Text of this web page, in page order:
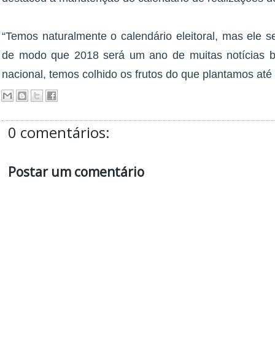
“Temos naturalmente o calendário eleitoral, mas ele
de modo que 2018 será um ano de muitas notícias
nacional, temos colhido os frutos do que plantamos até
0 comentários:
Postar um comentário